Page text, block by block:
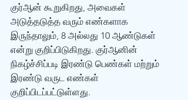
குர்‍ஆன் கூறுகிறது, அவைகள்
அடுத்தடுத்த வரும் எண்களாக
இருந்தாலும், 8 அல்லது 10 ஆண்டுகள்
என்று குறிப்பிடுகிறது. குர்‍ஆனின்
நிகழ்ச்சிப்படி இரண்டு பெண்கள் மற்றும்
இரண்டு வருட எண்கள்
குறிப்பிடப்பட்டுள்ளது.